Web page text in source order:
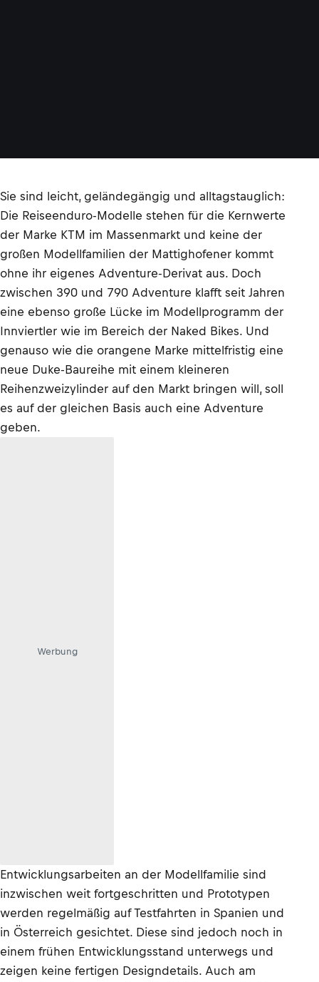
Sie sind leicht, geländegängig und alltagstauglich:
Die Reiseenduro-Modelle stehen für die Kernwerte
der Marke KTM im Massenmarkt und keine der
großen Modellfamilien der Mattighofener kommt
ohne ihr eigenes Adventure-Derivat aus. Doch
zwischen 390 und 790 Adventure klafft seit Jahren
eine ebenso große Lücke im Modellprogramm der
Innviertler wie im Bereich der Naked Bikes. Und
genauso wie die orangene Marke mittelfristig eine
neue Duke-Baureihe mit einem kleineren
Reihenzweizylinder auf den Markt bringen will, soll
es auf der gleichen Basis auch eine Adventure
geben.
Werbung
Entwicklungsarbeiten an der Modellfamilie sind
inzwischen weit fortgeschritten und Prototypen
werden regelmäßig auf Testfahrten in Spanien und
in Österreich gesichtet. Diese sind jedoch noch in
einem frühen Entwicklungsstand unterwegs und
zeigen keine fertigen Designdetails. Auch am